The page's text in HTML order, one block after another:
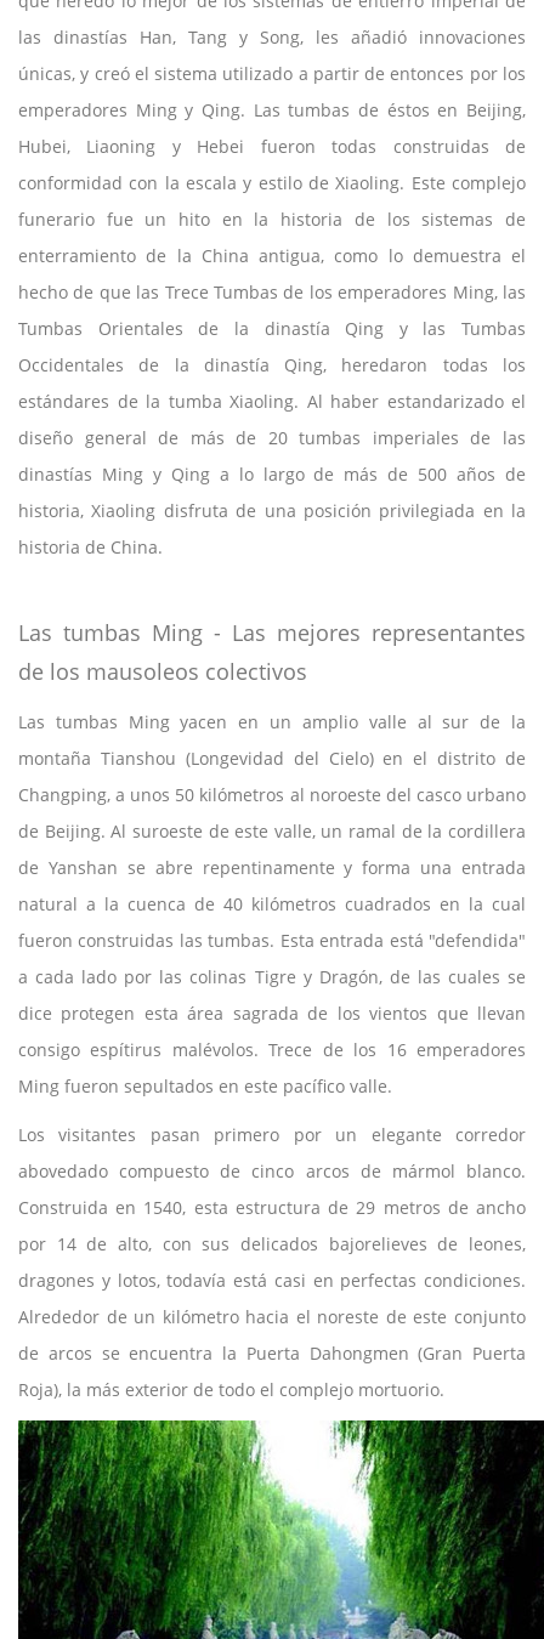
las dinastías Han, Tang y Song, les añadió innovaciones
únicas, y creó el sistema utilizado a partir de entonces por los
emperadores Ming y Qing. Las tumbas de éstos en Beijing,
Hubei, Liaoning y Hebei fueron todas construidas de
conformidad con la escala y estilo de Xiaoling. Este complejo
funerario fue un hito en la historia de los sistemas de
enterramiento de la China antigua, como lo demuestra el
hecho de que las Trece Tumbas de los emperadores Ming, las
Tumbas Orientales de la dinastía Qing y las Tumbas
Occidentales de la dinastía Qing, heredaron todas los
estándares de la tumba Xiaoling. Al haber estandarizado el
diseño general de más de 20 tumbas imperiales de las
dinastías Ming y Qing a lo largo de más de 500 años de
historia, Xiaoling disfruta de una posición privilegiada en la
historia de China.
Las tumbas Ming - Las mejores representantes
de los mausoleos colectivos
Las tumbas Ming yacen en un amplio valle al sur de la
montaña Tianshou (Longevidad del Cielo) en el distrito de
Changping, a unos 50 kilómetros al noroeste del casco urbano
de Beijing. Al suroeste de este valle, un ramal de la cordillera
de Yanshan se abre repentinamente y forma una entrada
natural a la cuenca de 40 kilómetros cuadrados en la cual
fueron construidas las tumbas. Esta entrada está "defendida"
a cada lado por las colinas Tigre y Dragón, de las cuales se
dice protegen esta área sagrada de los vientos que llevan
consigo espítirus malévolos. Trece de los 16 emperadores
Ming fueron sepultados en este pacífico valle.
Los visitantes pasan primero por un elegante corredor
abovedado compuesto de cinco arcos de mármol blanco.
Construida en 1540, esta estructura de 29 metros de ancho
por 14 de alto, con sus delicados bajorelieves de leones,
dragones y lotos, todavía está casi en perfectas condiciones.
Alrededor de un kilómetro hacia el noreste de este conjunto
de arcos se encuentra la Puerta Dahongmen (Gran Puerta
Roja), la más exterior de todo el complejo mortuorio.